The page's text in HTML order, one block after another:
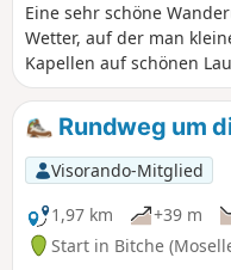
ihren herrlichen
Name ist wahrscheinlich
ausgezeichneten
dieser Ort ist in keiner
berühmten Colorados
oder Roussillon)
von einigen schönen
eher mit der Kleinen
vergleichen.Der Ort ist
Besuch und sogar einen
Eine sehr schöne
Wetter, auf der man
Kapellen auf schönen
entdecken kann.
Rundweg um
Visorando-Mitglied
1,97 km
+39 m
Start in Bitche